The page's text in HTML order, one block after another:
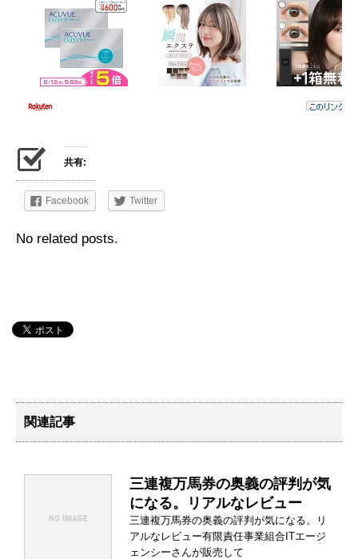
共有:
Facebook Twitter
No related posts.
関連記事
三連複万馬券の奥義の評判が気
になる。リアルなレビュー
三連複万馬券の奥義の評判が気になる。リ
アルなレビュー有限責任事業組合ITエージ
ェンシーさんが販売して